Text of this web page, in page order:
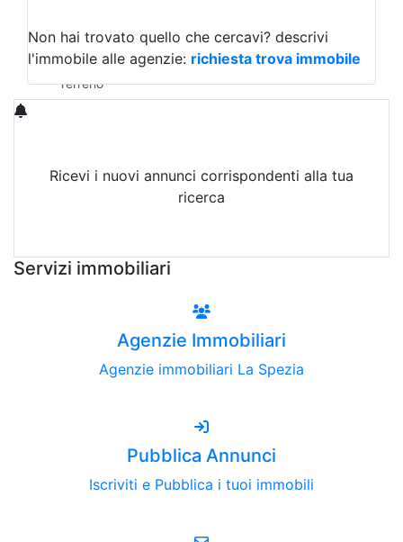
Qualsiasi
Terreno edificabile
Terreno
Non hai trovato quello che cercavi? descrivi
l'immobile alle agenzie: richiesta trova immobile
Ricevi i nuovi annunci corrispondenti alla tua
ricerca
Servizi immobiliari
Agenzie Immobiliari
Agenzie immobiliari La Spezia
Pubblica Annunci
Iscriviti e Pubblica i tuoi immobili